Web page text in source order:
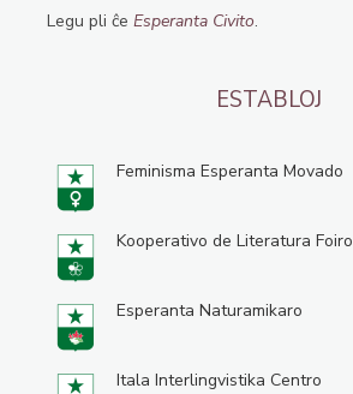
Legu pli ĉe Esperanta Civito.
ESTABLOJ
Feminisma Esperanta Movado
Kooperativo de Literatura Foiro
Esperanta Naturamikaro
Itala Interlingvistika Centro